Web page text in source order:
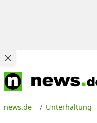
news.de Unterhaltung